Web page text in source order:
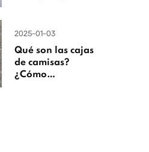
2025-01-03
Qué son las cajas
de camisas?
¿Cómo